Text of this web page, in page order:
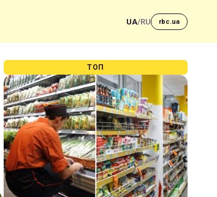
UA/RU rbc.ua
ТОП